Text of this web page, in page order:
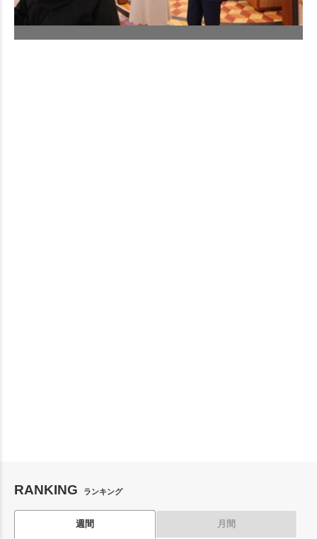
RANKING ランキング
週間 月間